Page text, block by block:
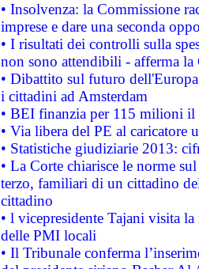
• Insolvenza: la Commissione
imprese e dare una seconda
• I risultati dei controlli sulla
non sono attendibili - afferma la
• Dibattito sul futuro
i cittadini ad Amsterdam
• BEI finanzia per 115 milioni
• Via libera del PE al caricatore
• Statistiche giudiziarie 2013:
• La Corte chiarisce le norme
terzo, familiari di un cittadino
cittadino
• l vicepresidente Tajani visita
delle PMI locali
• Il Tribunale conferma